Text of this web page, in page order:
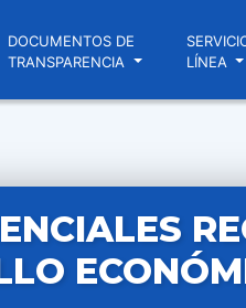
DOCUMENTOS DE
TRANSPARENCIA
LÍNEA